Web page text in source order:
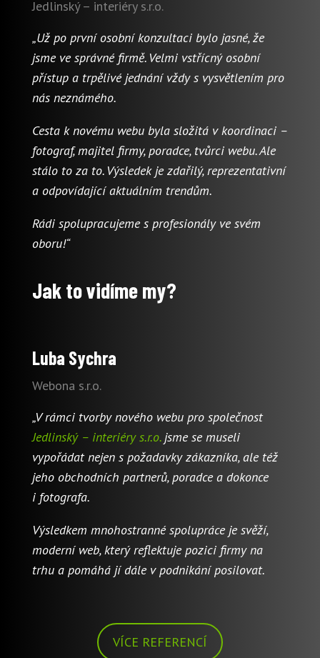
Jedlinský – interiéry s.r.o.
„Už po první osobní konzultaci bylo jasné, že
jsme ve správné firmě. Velmi vstřícný osobní
přístup a trpělivé jednání vždy s vysvětlením pro
nás neznámého.
Cesta k novému webu byla složitá v koordinaci –
fotograf, majitel firmy, poradce, tvůrci webu. Ale
stálo to za to. Výsledek je zdařilý, reprezentativní
a odpovídající aktuálním trendům.
Rádi spolupracujeme s profesionály ve svém
oboru!“
Jak to vidíme my?
Luba Sychra
Webona s.r.o.
„V rámci tvorby nového webu pro společnost
Jedlinský – interiéry s.r.o.jsme se museli
vypořádat nejen s požadavky zákazníka, ale též
jeho obchodních partnerů, poradce a dokonce
i fotografa.
Výsledkem mnohostranné spolupráce je svěží,
moderní web, který reflektuje pozici firmy na
trhu a pomáhá jí dále v podnikání posilovat.
VÍCE REFERENCÍ